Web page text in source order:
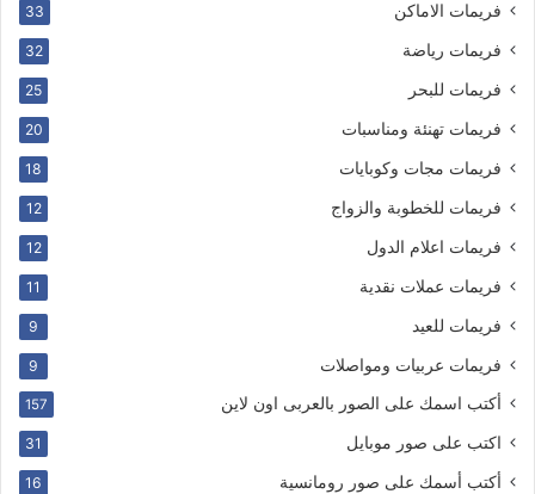
فريمات الاماكن 33
فريمات رياضة 32
فريمات للبحر 25
فريمات تهنئة ومناسبات 20
فريمات مجات وكوبايات 18
فريمات للخطوبة والزواج 12
فريمات اعلام الدول 12
فريمات عملات نقدية 11
فريمات للعيد 9
فريمات عربيات ومواصلات 9
أكتب اسمك على الصور بالعربى اون لاين 157
اكتب على صور موبايل 31
أكتب أسمك على صور رومانسية 16